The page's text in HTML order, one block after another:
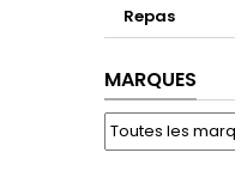
Repas
MARQUES